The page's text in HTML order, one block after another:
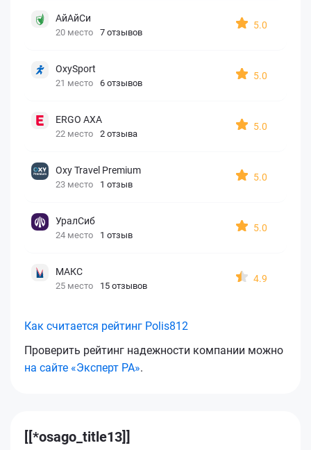
АйАйСи
20 место 7 отзывов
5.0
OxySport
21 место 6 отзывов
5.0
ERGO AXA
22 место 2 отзыва
5.0
Oxy Travel Premium
23 место 1 отзыв
5.0
УралСиб
24 место 1 отзыв
5.0
МАКС
25 место 15 отзывов
4.9
Как считается рейтинг Polis812
Проверить рейтинг надежности компании можно
на сайте «Эксперт РА».
[[*osago_title13]]